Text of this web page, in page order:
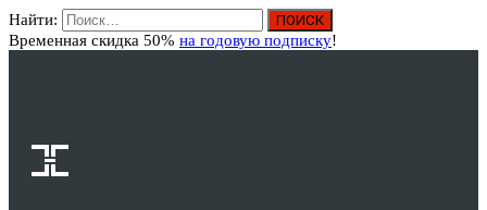
Найти:
Временная скидка 50% на годовую подписку!